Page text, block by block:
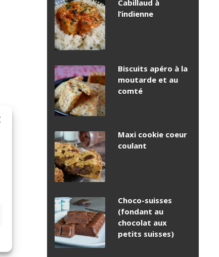
Cabillaud à
l’indienne
Biscuits apéro à la
moutarde et au
comté
Maxi cookie coeur
coulant
Choco-suisses
(fondant au
chocolat aux
petits suisses)